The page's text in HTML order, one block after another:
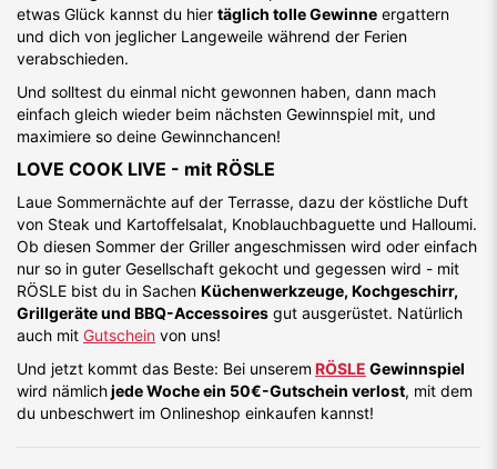
etwas Glück kannst du hier täglich tolle Gewinne ergattern
und dich von jeglicher Langeweile während der Ferien
verabschieden.
Und solltest du einmal nicht gewonnen haben, dann mach
einfach gleich wieder beim nächsten Gewinnspiel mit, und
maximiere so deine Gewinnchancen!
LOVE COOK LIVE - mit RÖSLE
Laue Sommernächte auf der Terrasse, dazu der köstliche Duft
von Steak und Kartoffelsalat, Knoblauchbaguette und Halloumi.
Ob diesen Sommer der Griller angeschmissen wird oder einfach
nur so in guter Gesellschaft gekocht und gegessen wird - mit
RÖSLE bist du in Sachen Küchenwerkzeuge, Kochgeschirr,
Grillgeräte und BBQ-Accessoires gut ausgerüstet. Natürlich
auch mit Gutschein von uns!
Und jetzt kommt das Beste: Bei unserem RÖSLE Gewinnspiel
wird nämlichjede Woche ein 50€-Gutschein verlost, mit dem
du unbeschwert im Onlineshop einkaufen kannst!